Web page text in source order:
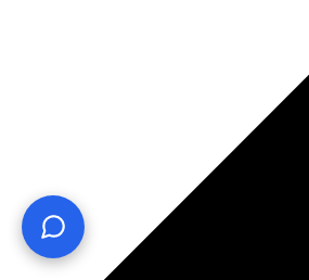
¿Te ayudo? Pregúntame lo que quieras